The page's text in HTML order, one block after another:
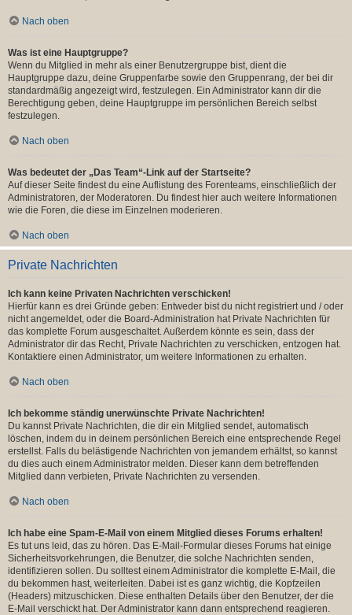
Nach oben
Was ist eine Hauptgruppe?
Wenn du Mitglied in mehr als einer Benutzergruppe bist, dient die
Hauptgruppe dazu, deine Gruppenfarbe sowie den Gruppenrang, der bei dir
standardmäßig angezeigt wird, festzulegen. Ein Administrator kann dir die
Berechtigung geben, deine Hauptgruppe im persönlichen Bereich selbst
festzulegen.
Nach oben
Was bedeutet der „Das Team“-Link auf der Startseite?
Auf dieser Seite findest du eine Auflistung des Forenteams, einschließlich der
Administratoren, der Moderatoren. Du findest hier auch weitere Informationen
wie die Foren, die diese im Einzelnen moderieren.
Nach oben
Private Nachrichten
Ich kann keine Privaten Nachrichten verschicken!
Hierfür kann es drei Gründe geben: Entweder bist du nicht registriert und / oder
nicht angemeldet, oder die Board-Administration hat Private Nachrichten für
das komplette Forum ausgeschaltet. Außerdem könnte es sein, dass der
Administrator dir das Recht, Private Nachrichten zu verschicken, entzogen hat.
Kontaktiere einen Administrator, um weitere Informationen zu erhalten.
Nach oben
Ich bekomme ständig unerwünschte Private Nachrichten!
Du kannst Private Nachrichten, die dir ein Mitglied sendet, automatisch
löschen, indem du in deinem persönlichen Bereich eine entsprechende Regel
erstellst. Falls du belästigende Nachrichten von jemandem erhältst, so kannst
du dies auch einem Administrator melden. Dieser kann dem betreffenden
Mitglied dann verbieten, Private Nachrichten zu versenden.
Nach oben
Ich habe eine Spam-E-Mail von einem Mitglied dieses Forums erhalten!
Es tut uns leid, das zu hören. Das E-Mail-Formular dieses Forums hat einige
Sicherheitsvorkehrungen, die Benutzer, die solche Nachrichten senden,
identifizieren sollen. Du solltest einem Administrator die komplette E-Mail, die
du bekommen hast, weiterleiten. Dabei ist es ganz wichtig, die Kopfzeilen
(Headers) mitzuschicken. Diese enthalten Details über den Benutzer, der die
E-Mail verschickt hat. Der Administrator kann dann entsprechend reagieren.